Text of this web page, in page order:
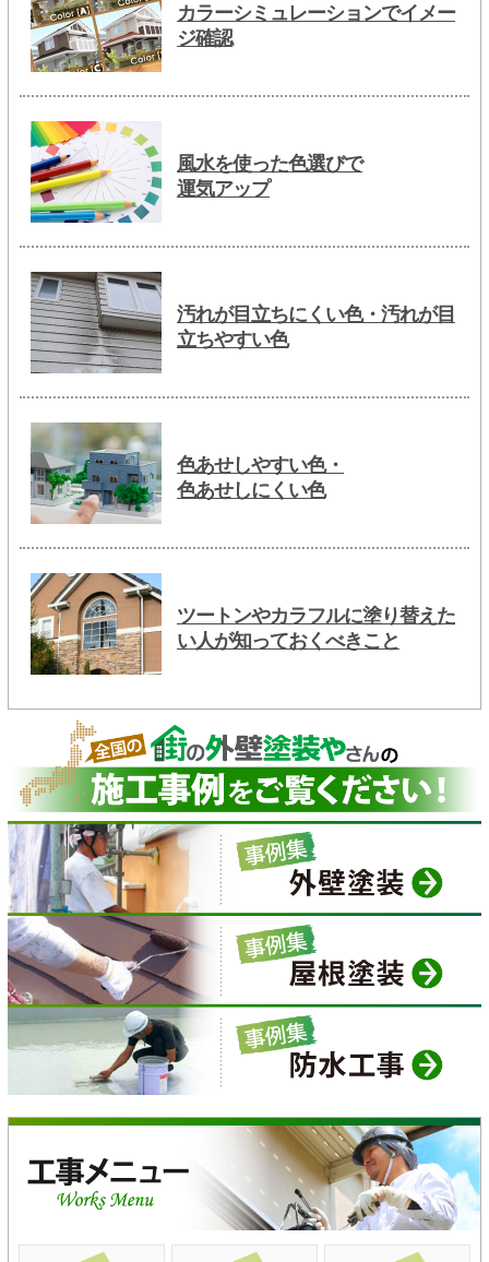
カラーシミュレーションでイメー
ジ確認
風水を使った色選びで
運気アップ
汚れが目立ちにくい色・汚れが目
立ちやすい色
色あせしやすい色・
色あせしにくい色
ツートンやカラフルに塗り替えた
い人が知っておくべきこと